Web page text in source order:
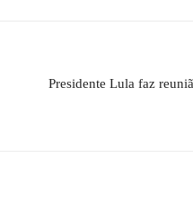
Presidente Lula faz